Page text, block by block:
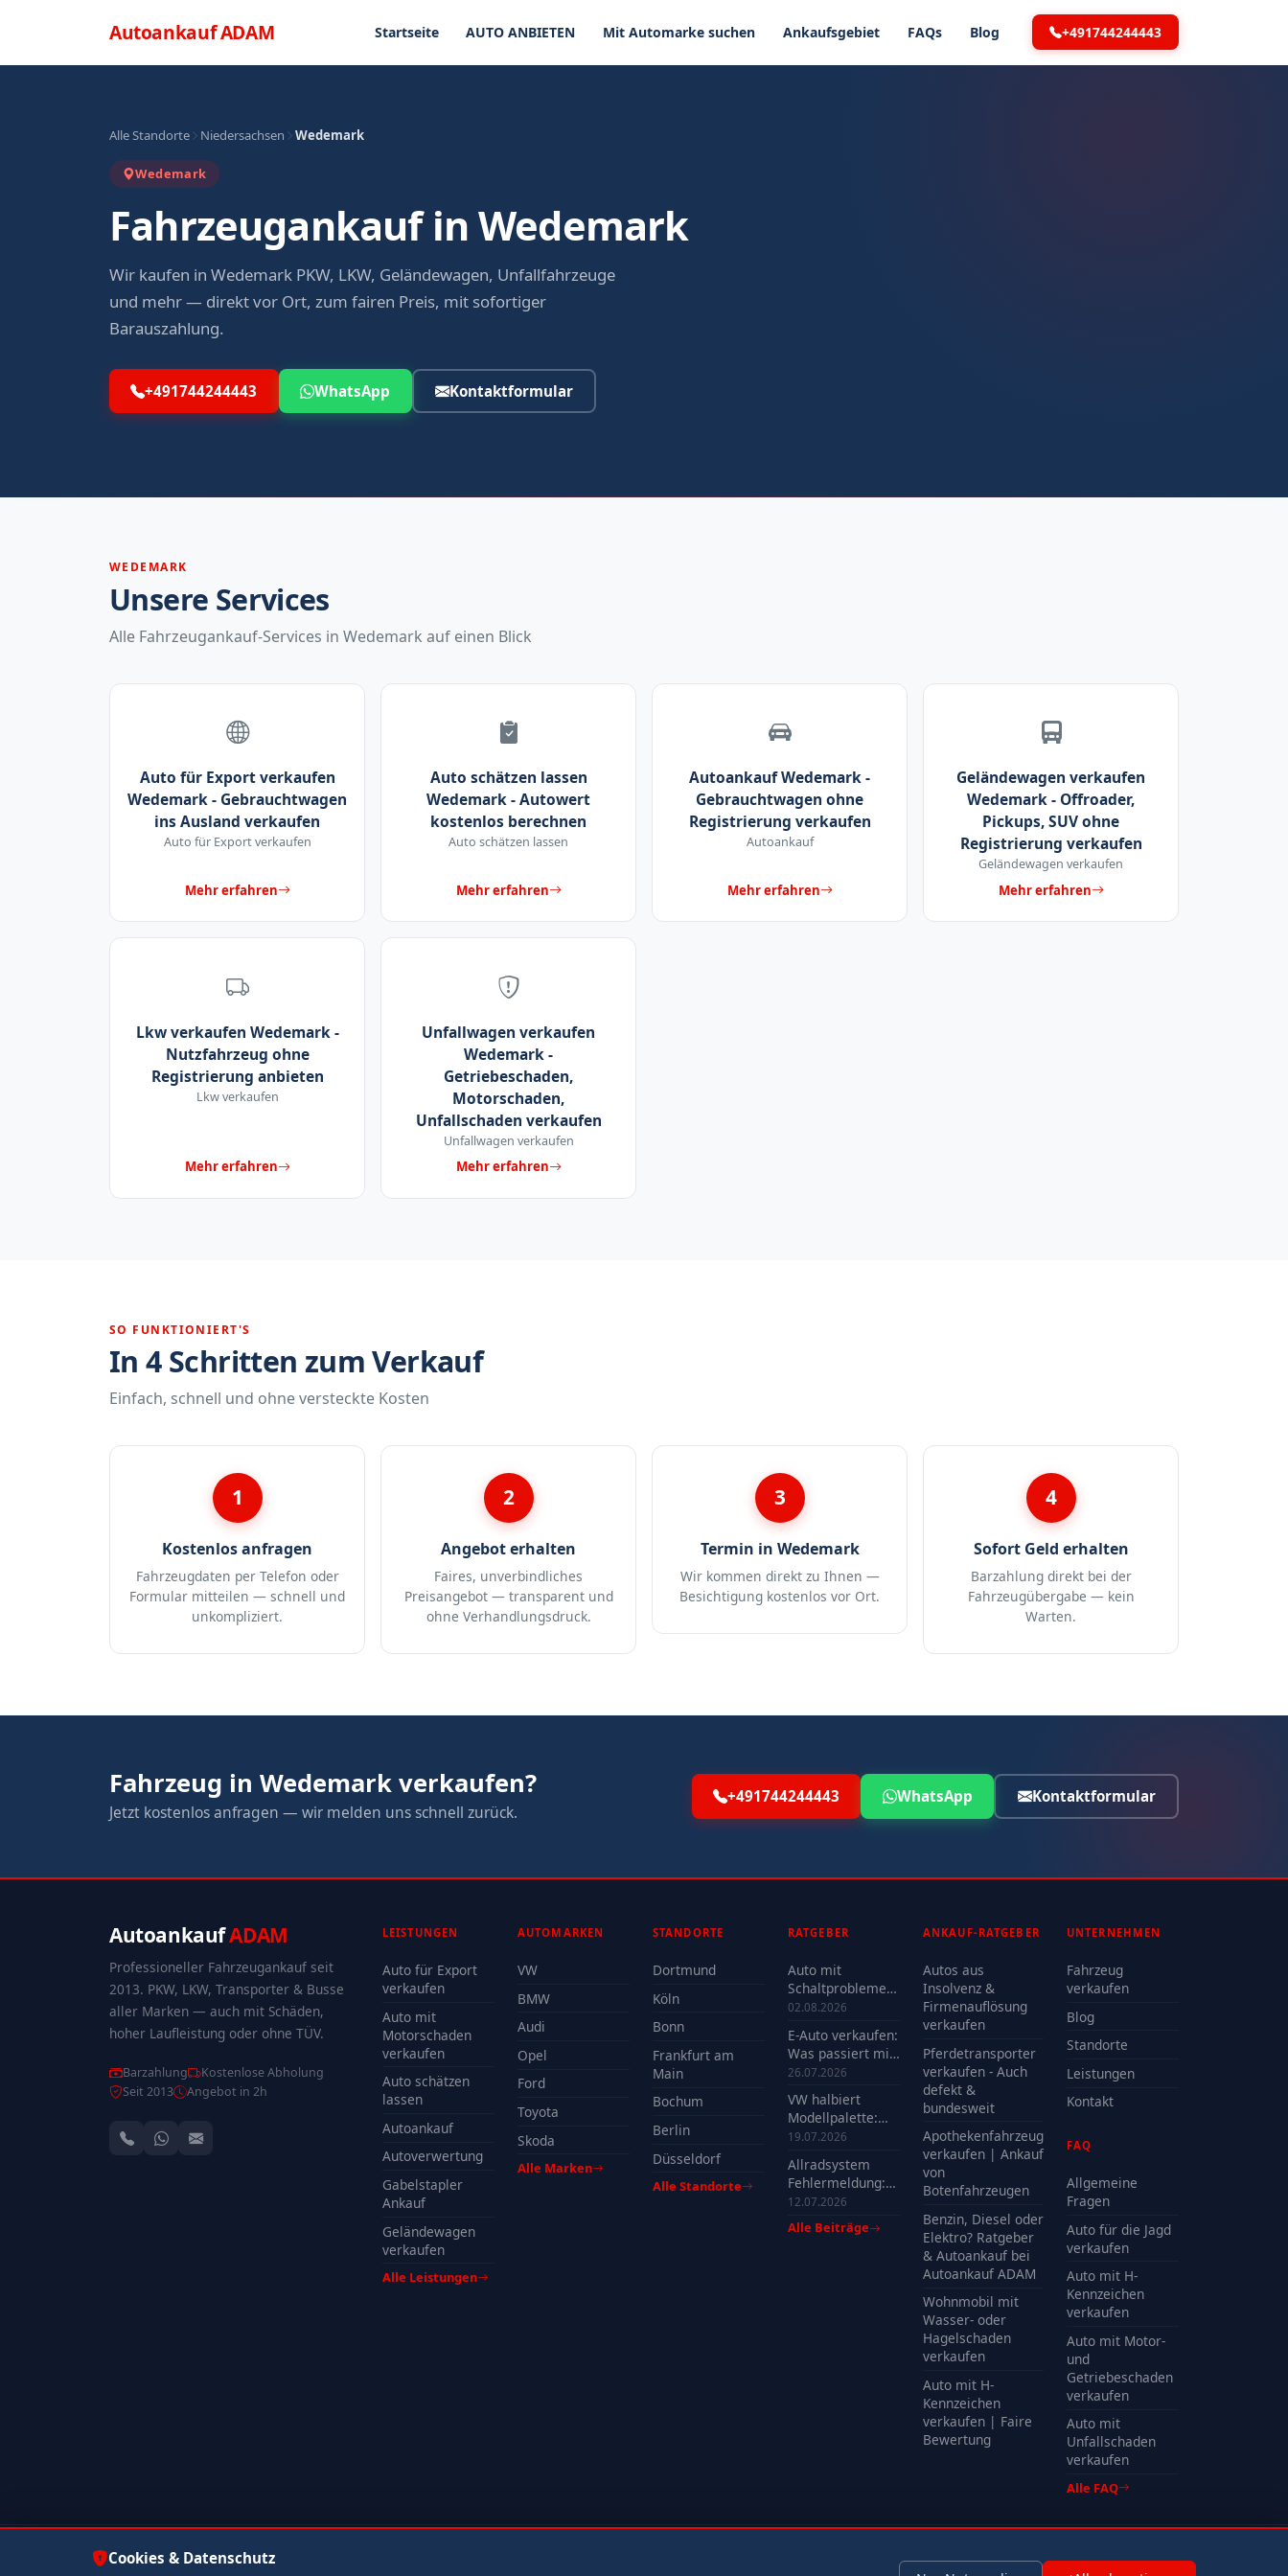
AutoankaufADAM Menü
Startseite AUTO ANBIETEN Mit Automarke suchen Ankaufsgebiet FAQs Blog +491744244443
Alle Standorte Niedersachsen Wedemark
Wedemark
Fahrzeugankauf in Wedemark
Wir kaufen in Wedemark PKW, LKW, Geländewagen, Unfallfahrzeuge
und mehr — direkt vor Ort, zum fairen Preis, mit sofortiger
Barauszahlung.
+491744244443 WhatsApp Kontaktformular
WEDEMARK
Unsere Services
Alle Fahrzeugankauf-Services in Wedemark auf einen Blick
Auto für Export verkaufen
Wedemark - Gebrauchtwagen
ins Ausland verkaufen
Auto für Export verkaufen
Mehr erfahren
Auto schätzen lassen
Wedemark - Autowert
kostenlos berechnen
Auto schätzen lassen
Mehr erfahren
Autoankauf Wedemark -
Gebrauchtwagen ohne
Registrierung verkaufen
Autoankauf
Mehr erfahren
Geländewagen verkaufen
Wedemark - Offroader,
Pickups, SUV ohne
Registrierung verkaufen
Geländewagen verkaufen
Mehr erfahren
Lkw verkaufen Wedemark -
Nutzfahrzeug ohne
Registrierung anbieten
Lkw verkaufen
Mehr erfahren
Unfallwagen verkaufen
Wedemark -
Getriebeschaden,
Motorschaden,
Unfallschaden verkaufen
Unfallwagen verkaufen
Mehr erfahren
SO FUNKTIONIERT'S
In 4 Schritten zum Verkauf
Einfach, schnell und ohne versteckte Kosten
1
Kostenlos anfragen
Fahrzeugdaten per Telefon oder
Formular mitteilen — schnell und
unkompliziert.
2
Angebot erhalten
Faires, unverbindliches
Preisangebot — transparent und
ohne Verhandlungsdruck.
3
Termin in Wedemark
Wir kommen direkt zu Ihnen —
Besichtigung kostenlos vor Ort.
4
Sofort Geld erhalten
Barzahlung direkt bei der
Fahrzeugübergabe — kein
Warten.
Fahrzeug in Wedemark verkaufen?
Jetzt kostenlos anfragen — wir melden uns schnell zurück.
+491744244443 WhatsApp Kontaktformular
AutoankaufADAM
Professioneller Fahrzeugankauf seit
2013. PKW, LKW, Transporter & Busse
aller Marken — auch mit Schäden,
hoher Laufleistung oder ohne TÜV.
Barzahlung
Kostenlose Abholung
Seit 2013
Angebot in 2h
LEISTUNGEN
Auto für Export
verkaufen
Auto mit
Motorschaden
verkaufen
Auto schätzen
lassen
Autoankauf
Autoverwertung
Gabelstapler
Ankauf
Geländewagen
verkaufen
Alle Leistungen
AUTOMARKEN
VW
BMW
Audi
Opel
Ford
Toyota
Skoda
Alle Marken
STANDORTE
Dortmund
Köln
Bonn
Frankfurt am
Main
Bochum
Berlin
Düsseldorf
Alle Standorte
RATGEBER
Auto mit
Schaltproblemen
verkaufen -
Verkauf?
02.08.2026
E-Auto verkaufen:
Was passiert mit
der Batterie?
26.07.2026
VW halbiert
Modellpalette:
Welche Modelle
19.07.2026
Allradsystem
Fehlermeldung:
Ursachen, Kosten
& Tipps
12.07.2026
Alle Beiträge
ANKAUF-RATGEBER
Autos aus
Insolvenz &
Firmenauflösung
verkaufen
Pferdetransporter
verkaufen - Auch
defekt &
bundesweit
Apothekenfahrzeug
verkaufen | Ankauf
von
Botenfahrzeugen
Benzin, Diesel oder
Elektro? Ratgeber
& Autoankauf bei
Autoankauf ADAM
Wohnmobil mit
Wasser- oder
Hagelschaden
verkaufen
Auto mit H-
Kennzeichen
verkaufen | Faire
Bewertung
UNTERNEHMEN
Fahrzeug
verkaufen
Blog
Standorte
Leistungen
Kontakt
FAQ
Allgemeine
Fragen
Auto für die Jagd
verkaufen
Auto mit H-
Kennzeichen
verkaufen
Auto mit Motor-
und
Getriebeschaden
verkaufen
Auto mit
Unfallschaden
verkaufen
Alle FAQ
© 2026 Autoankauf ADAM. Alle Rechte vorbehalten.
Cookies & Datenschutz